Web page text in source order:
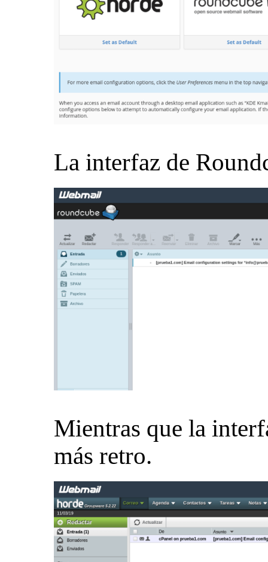
La interfaz de
Mientras que la
más retro.